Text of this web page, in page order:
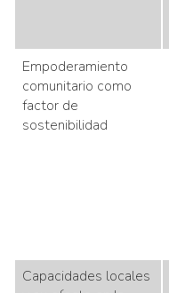
Empoderamiento
comunitario como
factor de
sostenibilidad
Capacidades locales